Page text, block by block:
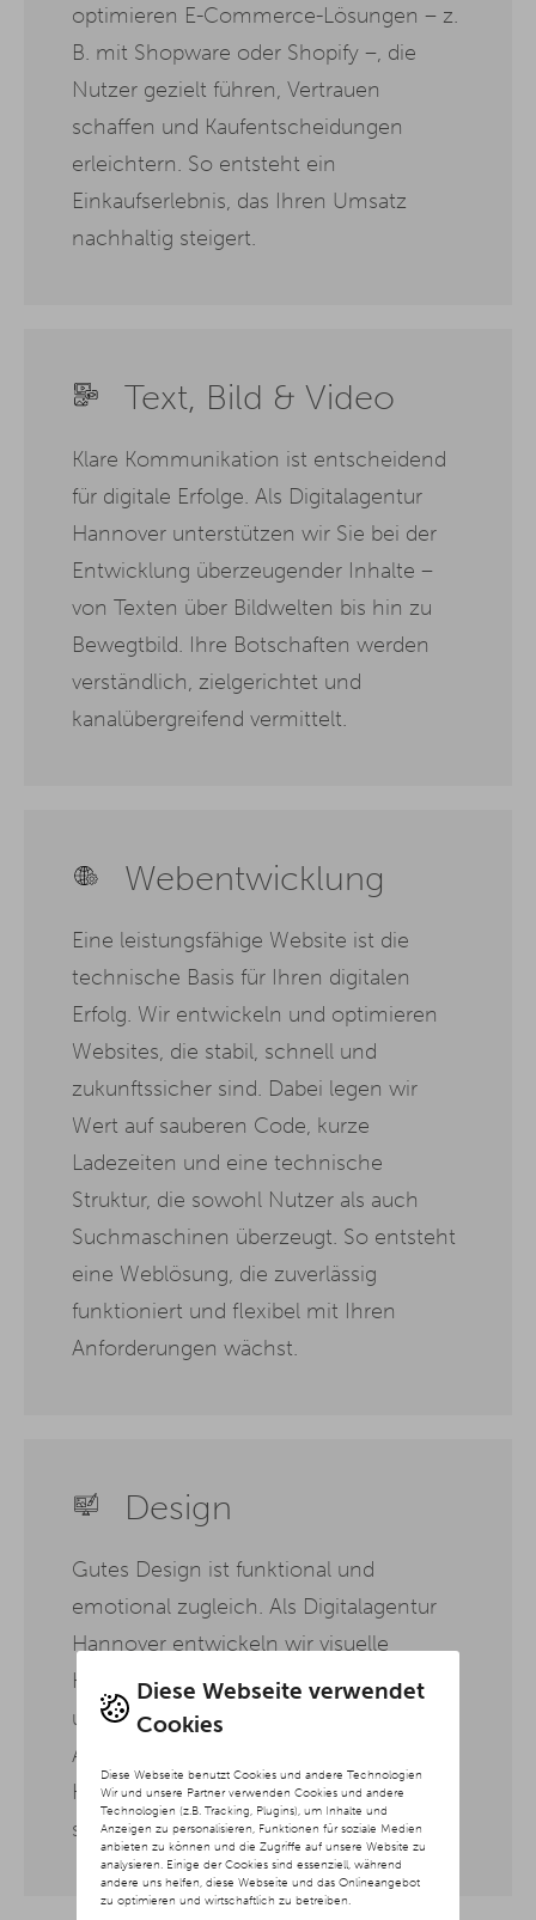
Diese Webseite verwendet
Cookies
Diese Webseite benutzt Cookies und andere Technologien
Wir und unsere Partner verwenden Cookies und andere
Technologien (z.B. Tracking, Plugins), um Inhalte und
Anzeigen zu personalisieren, Funktionen für soziale Medien
anbieten zu können und die Zugriffe auf unsere Website zu
analysieren. Einige der Cookies sind essenziell, während
andere uns helfen, diese Webseite und das Onlineangebot
zu optimieren und wirtschaftlich zu betreiben.
optimieren E-Commerce-Lösungen – z.
B. mit Shopware oder Shopify –, die
Nutzer gezielt führen, Vertrauen
schaffen und Kaufentscheidungen
erleichtern. So entsteht ein
Einkaufserlebnis, das Ihren Umsatz
nachhaltig steigert.
Text, Bild & Video
Klare Kommunikation ist entscheidend
für digitale Erfolge. Als Digitalagentur
Hannover unterstützen wir Sie bei der
Entwicklung überzeugender Inhalte –
von Texten über Bildwelten bis hin zu
Bewegtbild. Ihre Botschaften werden
verständlich, zielgerichtet und
kanalübergreifend vermittelt.
Webentwicklung
Eine leistungsfähige Website ist die
technische Basis für Ihren digitalen
Erfolg. Wir entwickeln und optimieren
Websites, die stabil, schnell und
zukunftssicher sind. Dabei legen wir
Wert auf sauberen Code, kurze
Ladezeiten und eine technische
Struktur, die sowohl Nutzer als auch
Suchmaschinen überzeugt. So entsteht
eine Weblösung, die zuverlässig
funktioniert und flexibel mit Ihren
Anforderungen wächst.
Design
Gutes Design ist funktional und
emotional zugleich. Als Digitalagentur
Hannover entwickeln wir visuelle
Konzepte, die Ihre Werte transportieren
und Nutzer intuitiv durch Ihre digitalen
Angebote führen. Dabei achten wir auf
Klarheit, Wiedererkennbarkeit und eine
stimmige Gesamtwirkung.